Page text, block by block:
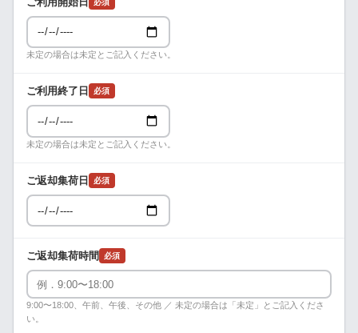
未定の場合は未定とご記入ください。
ご利用終了日 必須
未定の場合は未定とご記入ください。
ご返却集荷日 必須
ご返却集荷時間 必須
9:00〜18:00、午前、午後、その他 ／ 未定の場合は「未定」とご記入くださ
い。